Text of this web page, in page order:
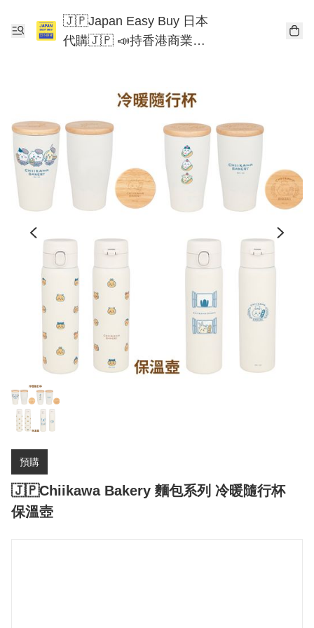
🇯🇵Japan Easy Buy 日本
代購🇯🇵 📣持香港商業登
預購
🇯🇵Chiikawa Bakery 麵包系列 冷暖隨行杯
保溫壺